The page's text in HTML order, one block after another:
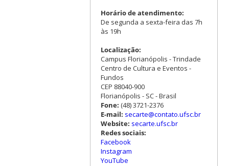
Horário de atendimento:
De segunda a sexta-feira das 7h
às 19h
Localização:
Campus Florianópolis - Trindade
Centro de Cultura e Eventos -
Fundos
CEP 88040-900
Florianópolis - SC - Brasil
Fone: (48) 3721-2376
E-mail: secarte@contato.ufsc.br
Website: secarte.ufsc.br
Redes sociais:
Facebook
Instagram
YouTube